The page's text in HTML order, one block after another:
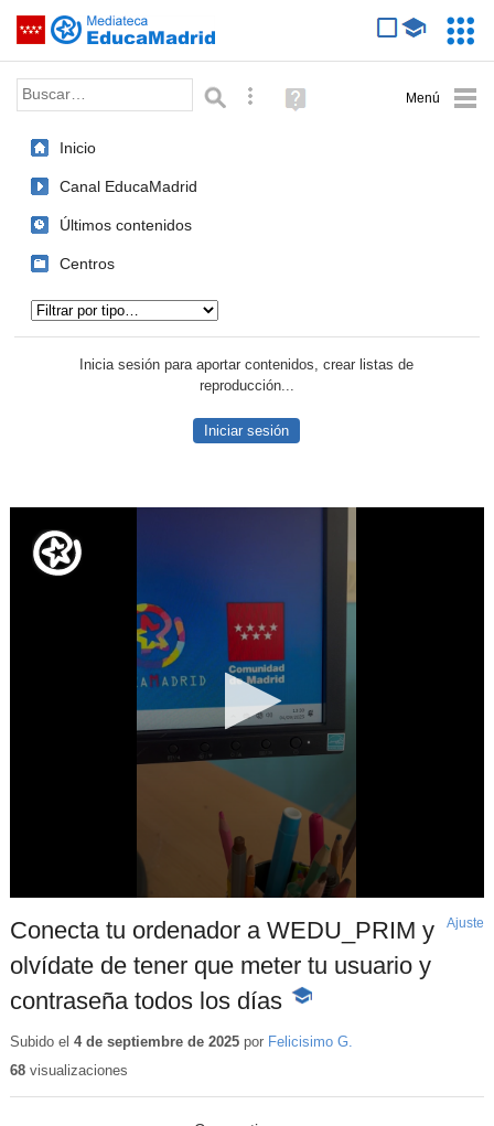
Saltar navegación
Palabra o frase: Búsqueda avanzada
Ayuda
(en
Inicio
Canal EducaMadrid
Últimos contenidos
Centros
Inicia sesión para aportar contenidos, crear listas de
reproducción...
Iniciar sesión
Conecta tu ordenador a WEDU_PRIM y
olvídate de tener que meter tu usuario y
contraseña todos los días -
educativo
Ajuste
Subido el 4 de septiembre de 2025por Felicisimo G.
68visualizaciones